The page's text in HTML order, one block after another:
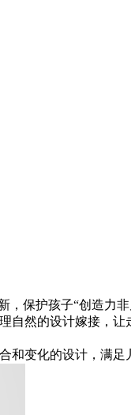
护孩子“创造力
然的设计嫁接，
变化的设计，满足